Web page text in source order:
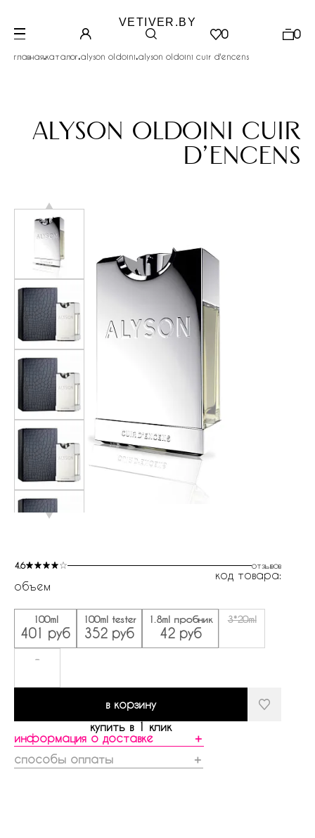
VETIVER.BY
0 0
главная.каталог.alyson oldoini.alyson oldoini cuir d'encens
alyson oldoini cuir
d'encens
4.6 отзывов
код товара:
объем
100ml
401 руб
100ml tester
352 руб
1.8ml пробник
42 руб
3*20ml
-
в корзину
купить в 1 клик
информация о доставке
＋
способы оплаты
＋